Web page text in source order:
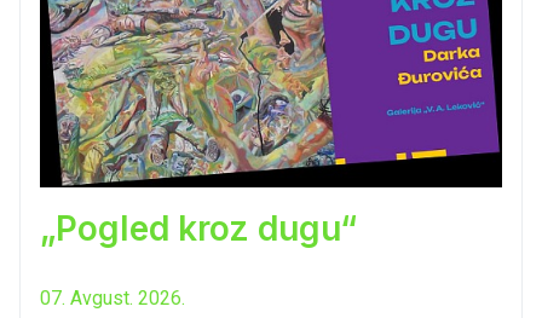
„Pogled kroz dugu“
07. Avgust. 2026.